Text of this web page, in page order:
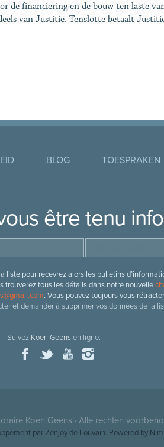
de financiering en de bouw ten laste
van Justitie. Tenslotte betaalt
BLOG TOESPRAKEN
être tenu
pour recevrez alors les bulletins
trouverez tous les détails dans notre nouvelle
. Vous pouvez toujours vous
et demander à supprimer vos données de la
Suivez Koen Geensen ligne:
Koen Geens · Alle rechten
par Zenjoy de Louvain. Powered by